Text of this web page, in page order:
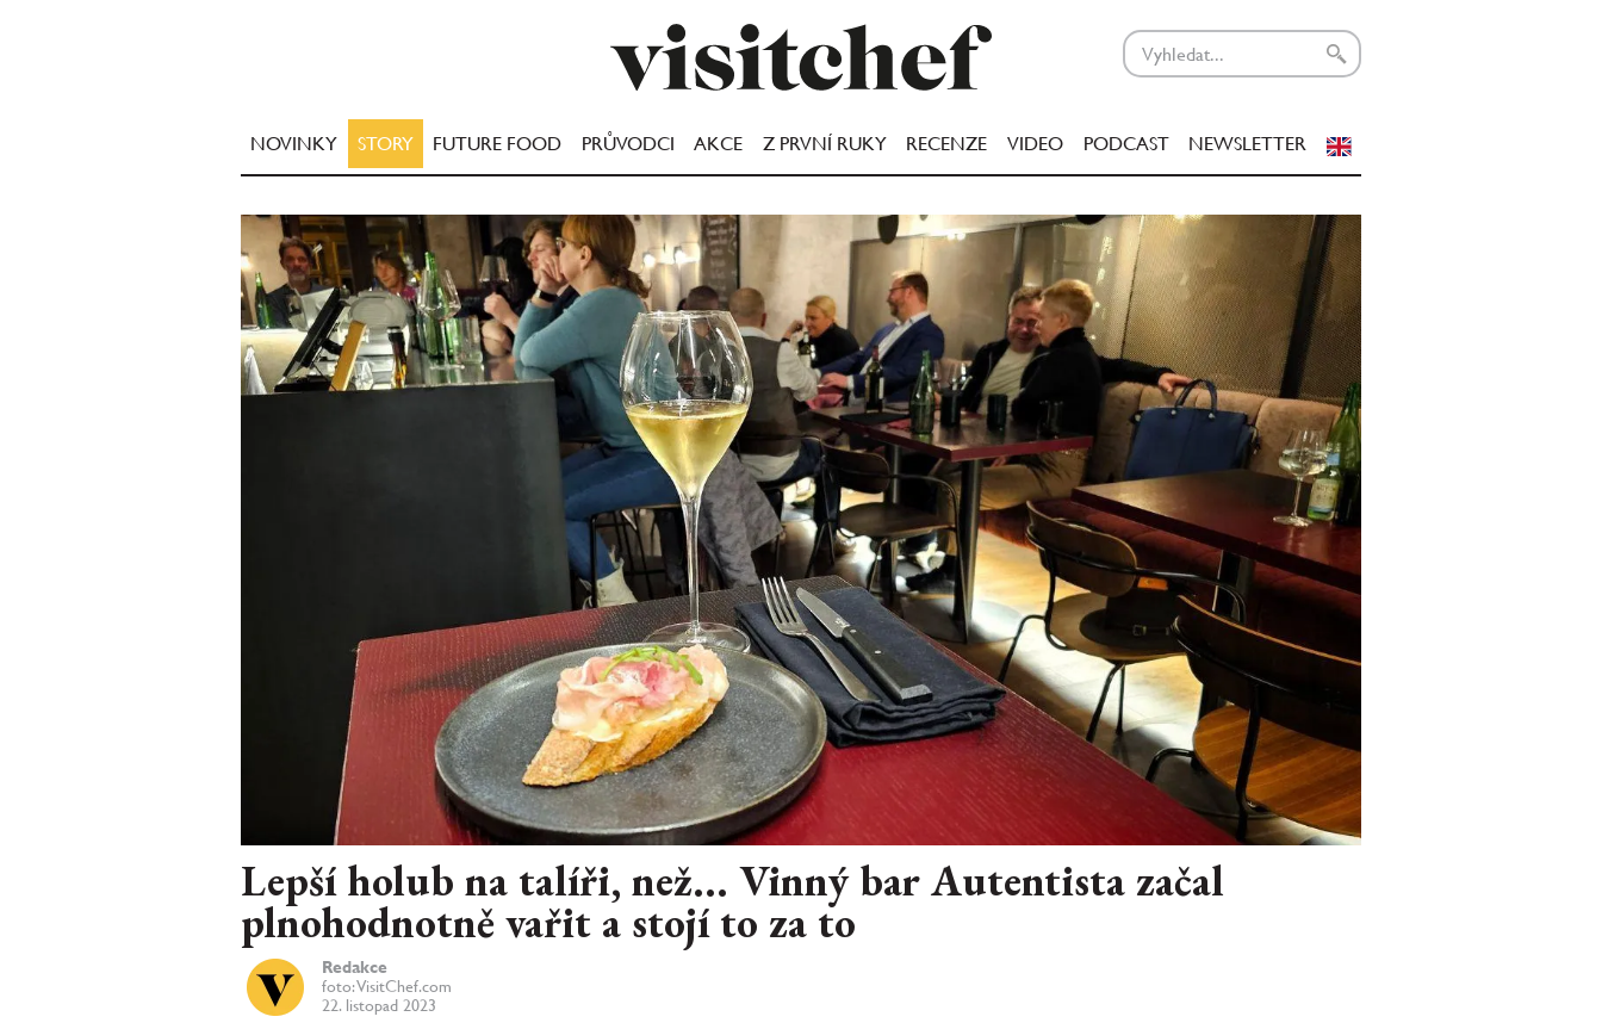
NOVINKY STORY FUTURE FOOD PRŮVODCI AKCE Z PRVNÍ RUKY RECENZE VIDEO PODCAST NEWSLETTER
Lepší holub na talíři, než... Vinný bar Autentista začal
plnohodnotně vařit a stojí to za to
Redakce
foto: VisitChef.com
22. listopad 2023